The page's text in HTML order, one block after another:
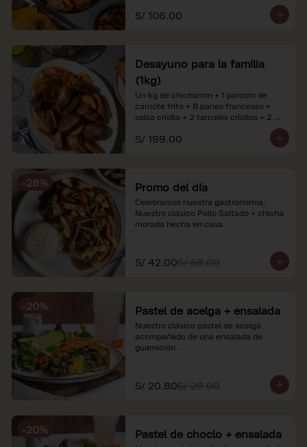
*Nuestros precios están expresados en
referenciales.
S/ 106.00
Desayuno para la familia
(1kg)
Un kg de chicharrón + 1 porción de
camote frito + 8 panes franceses +
salsa criolla + 2 tamales criollos + 2
*Nuestros precios están expresados en
referenciales.
S/ 199.00
-28% Promo del día
Celebramos nuestra gastronomía,
Nuestro clásico Pollo Saltado + chicha
morada hecha en casa.
S/ 42.00S/ 58.00
-20% Pastel de acelga + ensalada
Nuestro clásico pastel de acelga
acompañado de una ensalada de
guarnición.
S/ 20.80S/ 26.00
-20% Pastel de choclo + ensalada